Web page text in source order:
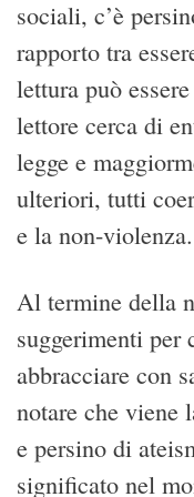
sociali, c’è
rapporto tra
lettura può
lettore cerca di
legge e
ulteriori, tutti
e la non-violenza.
Al termine della
suggerimenti per
abbracciare con
notare che viene
e persino di
significato nel